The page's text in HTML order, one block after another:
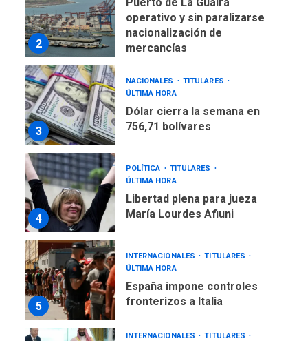
2
operativo y sin paralizarse
nacionalización de
mercancías
3
NACIONALES
TITULARES
ÚLTIMA HORA
Dólar cierra la semana en
756,71 bolívares
4
POLÍTICA
TITULARES
ÚLTIMA HORA
Libertad plena para jueza
María Lourdes Afiuni
5
INTERNACIONALES
TITULARES
ÚLTIMA HORA
España impone controles
fronterizos a Italia
INTERNACIONALES
TITULARES